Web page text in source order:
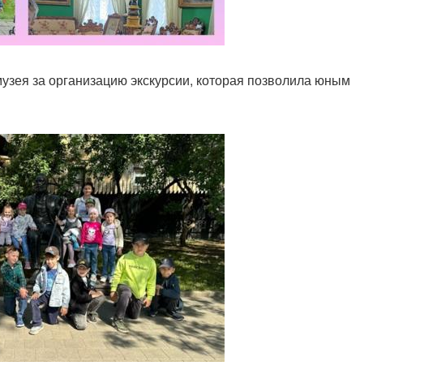
за организацию экскурсии, которая позволила юным